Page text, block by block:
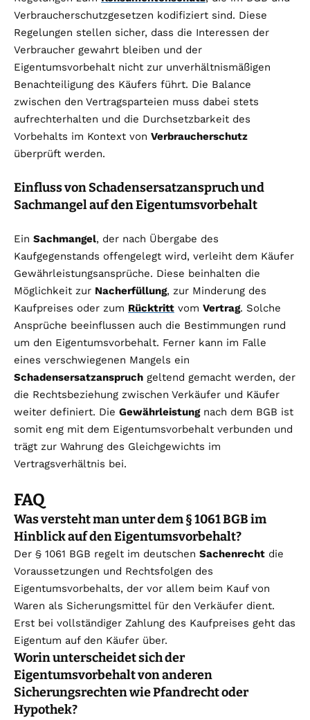
Verbraucherschutzgesetzen kodifiziert sind. Diese
Regelungen stellen sicher, dass die Interessen der
Verbraucher gewahrt bleiben und der
Eigentumsvorbehalt nicht zur unverhältnismäßigen
Benachteiligung des Käufers führt. Die Balance
zwischen den Vertragsparteien muss dabei stets
aufrechterhalten und die Durchsetzbarkeit des
Vorbehalts im Kontext von Verbraucherschutz
überprüft werden.
Einfluss von Schadensersatzanspruch und
Sachmangel auf den Eigentumsvorbehalt
Ein Sachmangel, der nach Übergabe des
Kaufgegenstands offengelegt wird, verleiht dem Käufer
Gewährleistungsansprüche. Diese beinhalten die
Möglichkeit zur Nacherfüllung, zur Minderung des
Kaufpreises oder zum Rücktritt vom Vertrag. Solche
Ansprüche beeinflussen auch die Bestimmungen rund
um den Eigentumsvorbehalt. Ferner kann im Falle
eines verschwiegenen Mangels ein
Schadensersatzanspruch geltend gemacht werden, der
die Rechtsbeziehung zwischen Verkäufer und Käufer
weiter definiert. Die Gewährleistungnach dem BGB ist
somit eng mit dem Eigentumsvorbehalt verbunden und
trägt zur Wahrung des Gleichgewichts im
Vertragsverhältnis bei.
FAQ
Was versteht man unter dem § 1061 BGB im
Hinblick auf den Eigentumsvorbehalt?
Der § 1061 BGB regelt im deutschen Sachenrecht die
Voraussetzungen und Rechtsfolgen des
Eigentumsvorbehalts, der vor allem beim Kauf von
Waren als Sicherungsmittel für den Verkäufer dient.
Erst bei vollständiger Zahlung des Kaufpreises geht das
Eigentum auf den Käufer über.
Worin unterscheidet sich der
Eigentumsvorbehalt von anderen
Sicherungsrechten wie Pfandrecht oder
Hypothek?